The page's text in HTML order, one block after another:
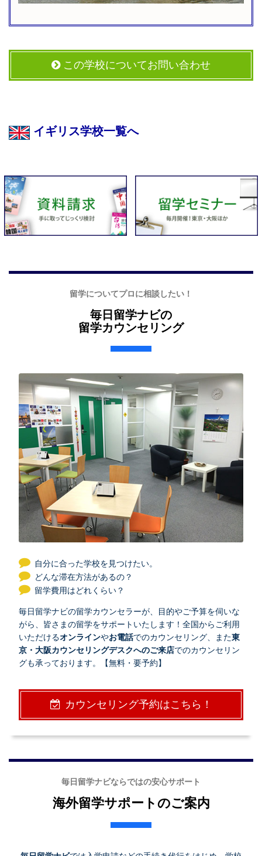
この学校についてお問い合わせ
イギリス学校一覧へ
留学についてプロに相談したい！
毎日留学ナビの
留学カウンセリング
自分に合った学校を見つけたい。
どんな滞在方法があるの？
留学費用はどれくらい？
毎日留学ナビの留学カウンセラーが、目的やご予算を伺いな
がら、皆さまの留学をサポートいたします！全国からご利用
いただけるオンラインやお電話でのカウンセリング、また東
京・大阪カウンセリングデスクへのご来店でのカウンセリン
グも承っております。【無料・要予約】
カウンセリング予約はこちら！
毎日留学ナビならではの安心サポート
海外留学サポートのご案内